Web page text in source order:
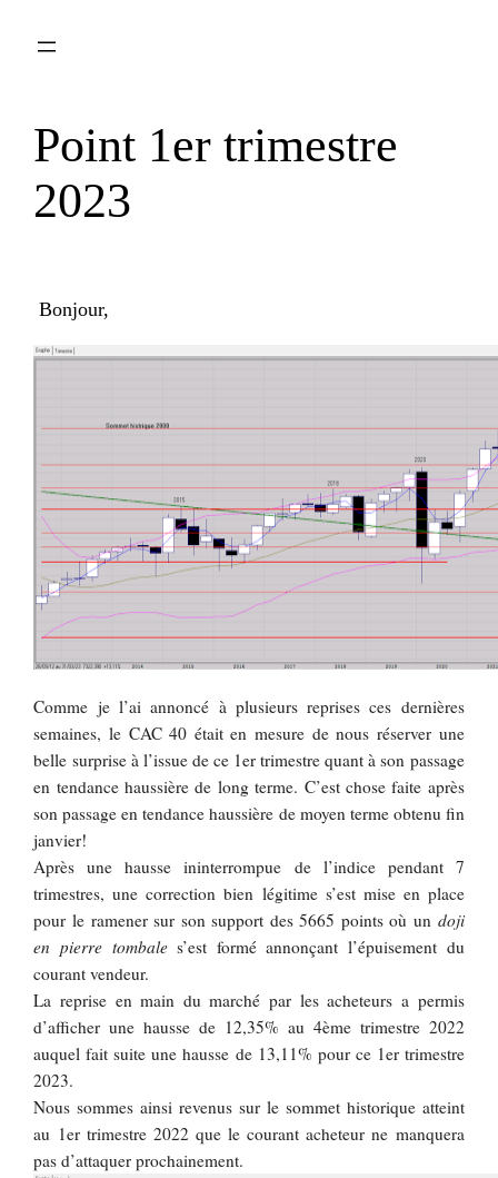
Point 1er trimestre
2023
Bonjour,
Comme je l’ai annoncé à plusieurs reprises ces dernières
semaines, le CAC 40 était en mesure de nous réserver une
belle surprise à l’issue de ce 1er trimestre quant à son passage
en tendance haussière de long terme. C’est chose faite après
son passage en tendance haussière de moyen terme obtenu fin
janvier!
Après une hausse ininterrompue de l’indice pendant 7
trimestres, une correction bien légitime s’est mise en place
pour le ramener sur son support des 5665 points où un doji
en pierre tombales’est formé annonçant l’épuisement du
courant vendeur.
La reprise en main du marché par les acheteurs a permis
d’afficher une hausse de 12,35% au 4ème trimestre 2022
auquel fait suite une hausse de 13,11% pour ce 1er trimestre
2023.
Nous sommes ainsi revenus sur le sommet historique atteint
au 1er trimestre 2022 que le courant acheteur ne manquera
pas d’attaquer prochainement.